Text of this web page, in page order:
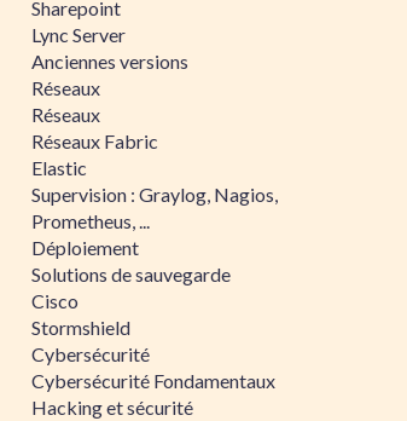
Sharepoint
Lync Server
Anciennes versions
Réseaux
Réseaux
Réseaux Fabric
Elastic
Supervision : Graylog, Nagios,
Prometheus, ...
Déploiement
Solutions de sauvegarde
Cisco
Stormshield
Cybersécurité
Cybersécurité Fondamentaux
Hacking et sécurité